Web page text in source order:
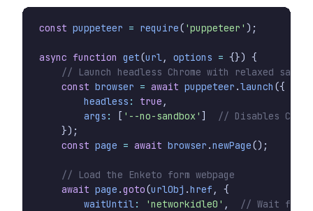
const puppeteer = require( 'puppeteer' );
async function get(url, options = {}) {
const browser = await puppeteer .launch ({
headless : true ,
args : [ '--no-sandbox' ]
});
const page = await browser .newPage();
await page .goto(urlObj .href ,
{
waitUntil: 'networkidle0' ,